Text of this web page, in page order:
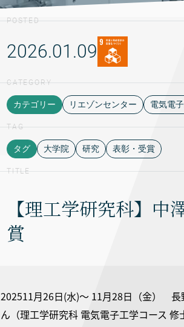
POSTED
2026.01.09
CATEGORY
カテゴリー リエゾンセンター 電気電
TAG
タグ 大学院 研究 表彰・受賞
TITLE
【理工学研究科】
賞
202511月26日(水)〜 11月28日（金） 長
ん（理工学研究科 電気電子工学コース